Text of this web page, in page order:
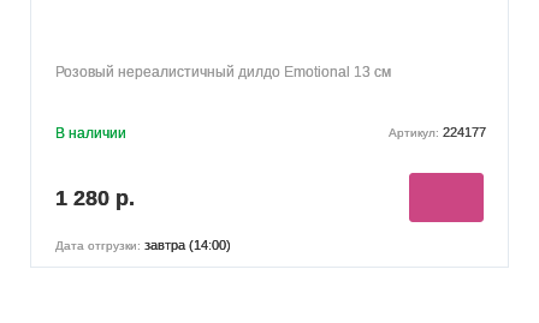
Розовый нереалистичный дилдо Emotional 13 см
В наличии Артикул: 224177
1 280 р.
Дата отгрузки: завтра (14:00)